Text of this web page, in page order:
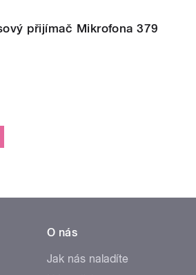
přijímač Mikrofona 379
O nás
Jak nás naladíte